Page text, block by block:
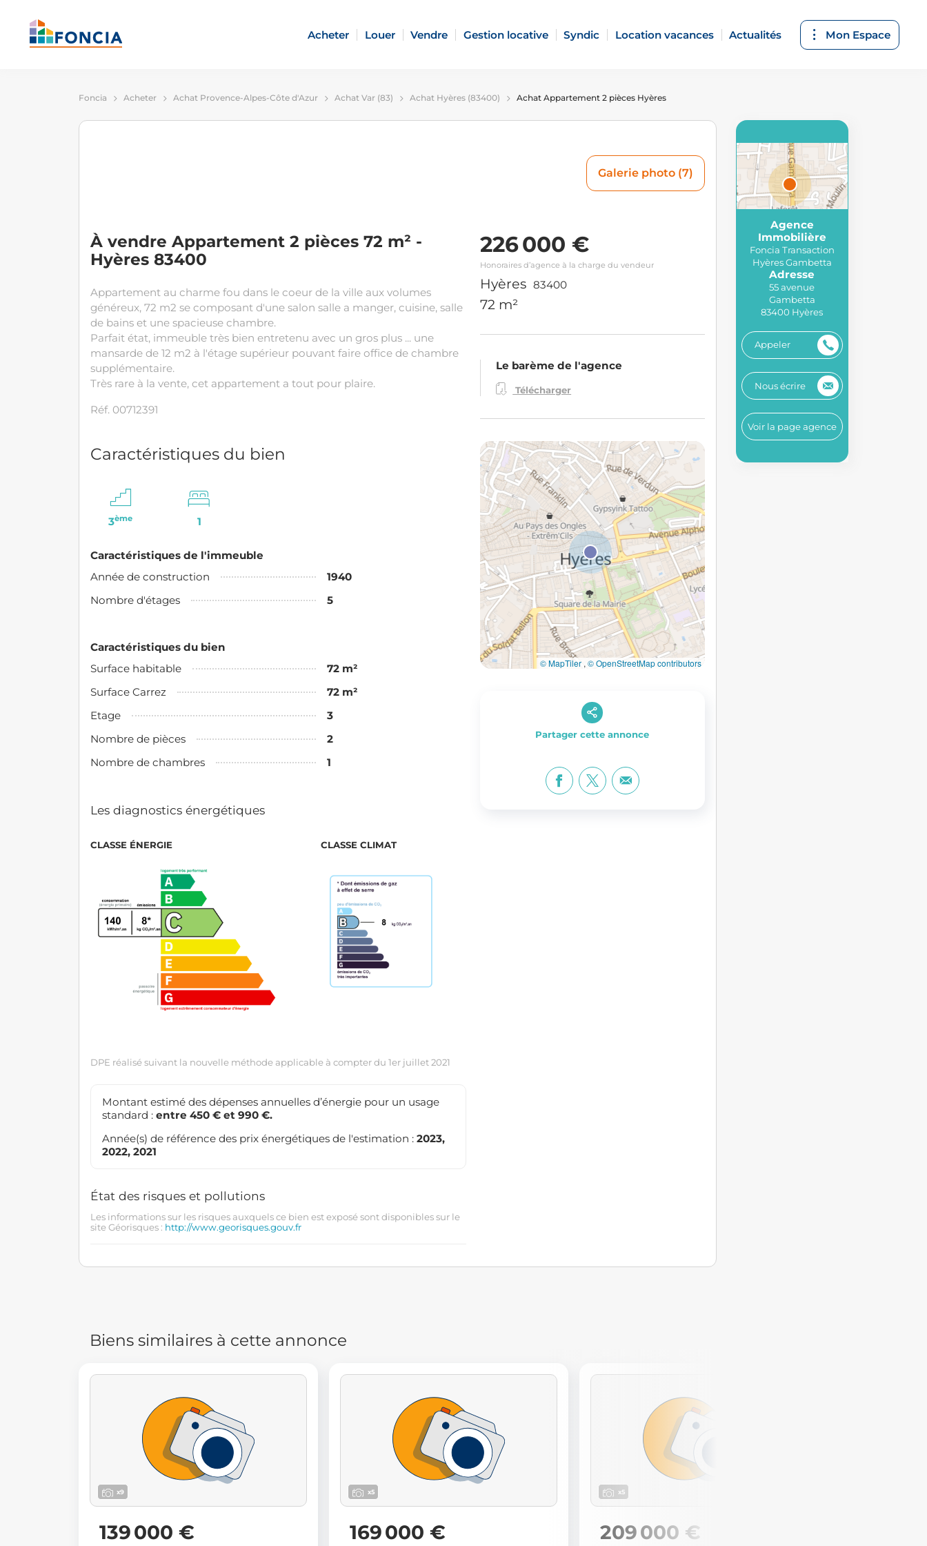
Acheter Louer Vendre Gestion locative Syndic Location vacances Actualités Mon Espace
Foncia Acheter Achat Provence-Alpes-Côte d'Azur Achat Var (83) Achat Hyères (83400) Achat Appartement 2 pièces Hyères
Galerie photo (7)
À vendre Appartement 2 pièces 72 m² -
Hyères 83400
Appartement au charme fou dans le coeur de la ville aux volumes
généreux, 72 m2 se composant d'une salon salle a manger, cuisine, salle
de bains et une spacieuse chambre.
Parfait état, immeuble très bien entretenu avec un gros plus ... une
mansarde de 12 m2 à l'étage supérieur pouvant faire office de chambre
supplémentaire.
Très rare à la vente, cet appartement a tout pour plaire.
Réf. 00712391
Caractéristiques du bien
3ème 1
Caractéristiques de l'immeuble
Année de construction
1940
Nombre d'étages
5
Caractéristiques du bien
Surface habitable
72 m²
Surface Carrez
72 m²
Etage
3
Nombre de pièces
2
Nombre de chambres
1
Les diagnostics énergétiques
CLASSE ÉNERGIE CLASSE CLIMAT
DPE réalisé suivant la nouvelle méthode applicable à compter du 1er juillet 2021
Montant estimé des dépenses annuelles d’énergie pour un usage
standard :entre 450 € et 990 €.
Année(s) de référence des prix énergétiques de l'estimation :2023,
2022, 2021
État des risques et pollutions
Les informations sur les risques auxquels ce bien est exposé sont disponibles sur le
site Géorisques : http://www.georisques.gouv.fr
226 000 €
Honoraires d’agence à la charge du vendeur
Hyères 83400
72 m²
Le barème de l'agence
Télécharger
© MapTiler ,© OpenStreetMap contributors
Partager cette annonce
Biens similaires à cette annonce
x9
139 000 €
x5
169 000 €
x5
209 000 €
Attributions
© MapTiler
© OpenStreetMap
contributors
Agence
Immobilière
Foncia Transaction
Hyères Gambetta
Adresse
55 avenue
Gambetta
83400 Hyères
Appeler
Nous écrire
Voir la page agence